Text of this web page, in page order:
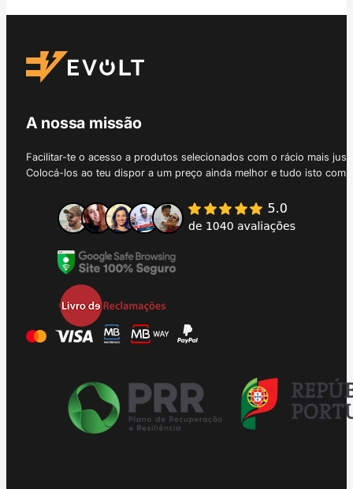
A nossa missão
Facilitar-te o acesso a produtos selecionados com o rácio mais
Colocá-los ao teu dispor a um preço ainda melhor e tudo isto